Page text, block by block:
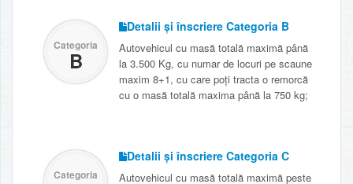
Categoria
B
Detalii și înscriere Categoria B
Autovehicul cu masă totală maximă până
la 3.500 Kg, cu numar de locuri pe scaune
maxim 8+1, cu care poți tracta o remorcă
cu o masă totală maxima până la 750 kg;
Categoria
Detalii și înscriere Categoria C
Autovehicul cu masă totală maximă peste